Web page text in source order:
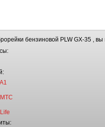
бензиновой PLW GX-35 ,
МТС